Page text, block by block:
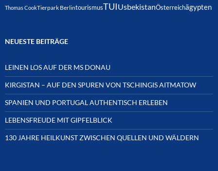
Thomas CookTierpark BerlintourismusTUIUsbekistanÖsterreichägypten
NEUESTE BEITRÄGE
LEINEN LOS AUF DER MS DONAU
KIRGISTAN – AUF DEN SPUREN VON TSCHINGIS AITMATOW
SPANIEN UND PORTUGAL AUTHENTISCH ERLEBEN
LEBENSFREUDE MIT GIPFELBLICK
130 JAHRE HEILKUNST ZWISCHEN QUELLEN UND WÄLDERN